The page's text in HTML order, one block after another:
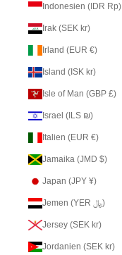
Indonesien (IDR Rp)
Irak (SEK kr)
Irland (EUR €)
Island (ISK kr)
Isle of Man (GBP £)
Israel (ILS ₪)
Italien (EUR €)
Jamaika (JMD $)
Japan (JPY ¥)
Jemen (YER ﷼)
Jersey (SEK kr)
Jordanien (SEK kr)